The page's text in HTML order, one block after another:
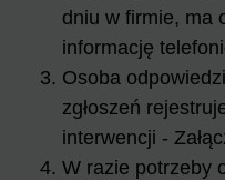
dniu w firmie, ma
informację
Osoba
zgłoszeń
interwencji -
W razie potrzeby